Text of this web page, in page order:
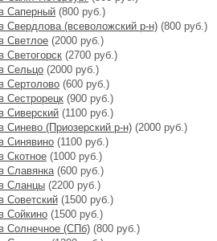
Саперный (800 руб.)
Свердлова (всеволожский р-н) (800 руб.)
Светлое (2000 руб.)
Светогорск (2700 руб.)
Сельцо (2000 руб.)
Сертолово (600 руб.)
Сестрорецк (900 руб.)
Сиверский (1100 руб.)
Синево (Приозерский р-н) (2000 руб.)
Синявино (1100 руб.)
Скотное (1000 руб.)
Славянка(600 руб.)
Сланцы (2200 руб.)
Советский (1500 руб.)
Сойкино (1500 руб.)
Солнечное (СПб) (800 руб.)